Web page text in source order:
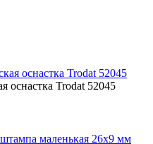
оснастка Trodat 52045